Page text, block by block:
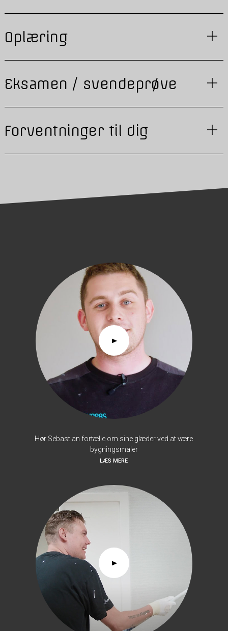
Oplæring
Eksamen / svendeprøve
Forventninger til dig
Hør Sebastian fortælle om sine glæder ved at være
bygningsmaler
LÆS MERE